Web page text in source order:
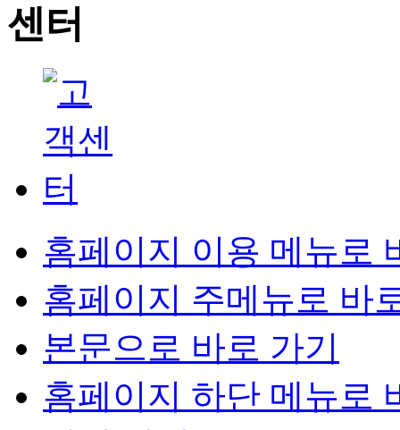
홈페이지 이용 메뉴로
홈페이지 주메뉴로 바
본문으로 바로 가기
홈페이지 하단 메뉴로